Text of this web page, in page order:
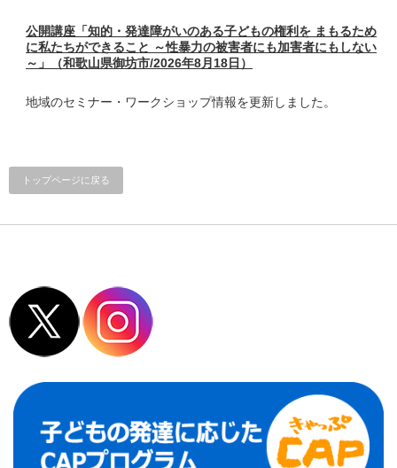
公開講座「知的・発達障がいのある子どもの権利を まもるため
に私たちができること ～性暴力の被害者にも加害者にもしない
～」（和歌山県御坊市/2026年8月18日）
地域のセミナー・ワークショップ情報を更新しました。
トップページに戻る